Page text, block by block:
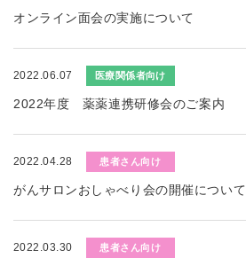
オンライン面会の実施について
2022.06.07 医療関係者向け
2022年度 薬薬連携研修会のご案内
2022.04.28 患者さん向け
がんサロンおしゃべり会の開催について
2022.03.30 患者さん向け